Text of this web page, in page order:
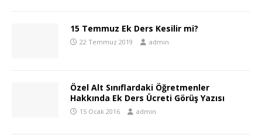
15 Temmuz Ek Ders Kesilir mi?
22 Temmuz 2019 admin
Özel Alt Sınıflardaki Öğretmenler
Hakkında Ek Ders Ücreti Görüş Yazısı
15 Ocak 2016 admin